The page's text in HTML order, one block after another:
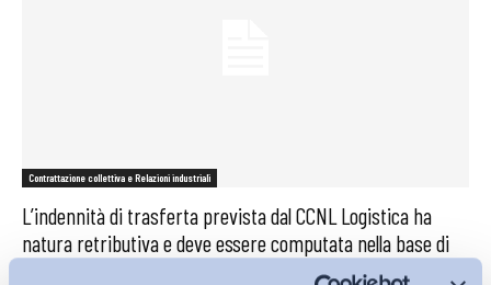
Contrattazione collettiva e Relazioni industriali
L’indennità di trasferta prevista dal CCNL Logistica ha
natura retributiva e deve essere computata nella base di